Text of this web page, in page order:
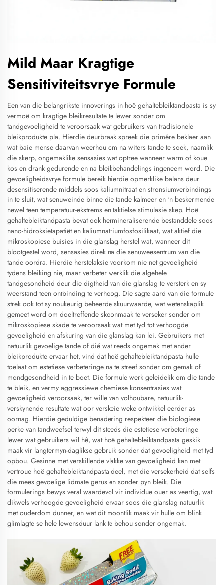
Mild Maar Kragtige
Sensitiviteitsvrye Formule
Een van die belangrikste innoverings in hoë gehaltebleiktandpasta is sy
vermoë om kragtige bleikresultate te lewer sonder om
tandgevoeligheid te veroorsaak wat gebruikers van tradisionele
bleikprodukte pla. Hierdie deurbraak spreek die primêre beklaer aan
wat baie mense daarvan weerhou om na witers tande te soek, naamlik
die skerp, ongemaklike sensasies wat optree wanneer warm of koue
kos en drank gedurende en na bleikbehandelings ingeneem word. Die
gevoeligheidsvrye formule bereik hierdie opmerklike balans deur
desensitiserende middels soos kaliumnitraat en stronsiumverbindings
in te sluit, wat senuweinde binne die tande kalmeer en ‘n beskermende
newel teen temperatuur-ekstrems en taktielse stimulasie skep. Hoë
gehaltebleiktandpasta bevat ook hermineraliserende bestanddele soos
nano-hidroksietapatiët en kaliumnatriumfosfosilikaat, wat aktief die
mikroskopiese buisies in die glanslag herstel wat, wanneer dit
blootgestel word, sensasies direk na die senuweesentrum van die
tande oordra. Hierdie herstelaksie voorkom nie net gevoeligheid
tydens bleiking nie, maar verbeter werklik die algehele
tandgesondheid deur die digtheid van die glanslag te versterk en sy
weerstand teen ontbinding te verhoog. Die sagte aard van die formule
strek ook tot sy noukeurig beheerde skuurwaarde, wat wetenskaplik
gemeet word om doeltreffende skoonmaak te verseker sonder om
mikroskopiese skade te veroorsaak wat met tyd tot verhoogde
gevoeligheid en afskuring van die glanslag kan lei. Gebruikers met
natuurlik gevoelige tande of dié wat reeds ongemak met ander
bleikprodukte ervaar het, vind dat hoë gehaltebleiktandpasta hulle
toelaat om estetiese verbeteringe na te streef sonder om gemak of
mondgesondheid in te boet. Die formule werk geleidelik om die tande
te bleik, en vermy aggressiewe chemiese konsentrasies wat
gevoeligheid veroorsaak, ter wille van volhoubare, natuurlik-
verskynende resultate wat oor verskeie weke ontwikkel eerder as
oornag. Hierdie geduldige benadering respekteer die biologiese
perke van tandweefsel terwyl dit steeds die estetiese verbeteringe
lewer wat gebruikers wil hê, wat hoë gehaltebleiktandpasta geskik
maak vir langtermyn-daglikse gebruik sonder dat gevoeligheid met tyd
opbou. Gesinne met verskillende vlakke van gevoeligheid kan met
vertroue hoë gehaltebleiktandpasta deel, met die versekerheid dat selfs
die mees gevoelige lidmate gerus en sonder pyn bleik. Die
formulerings bewys veral waardevol vir individue ouer as veertig, wat
dikwels verhoogde gevoeligheid ervaar soos die glanslag natuurlik
met ouderdom dunner, en wat dit moontlik maak vir hulle om blink
glimlagte se hele lewensduur lank te behou sonder ongemak.